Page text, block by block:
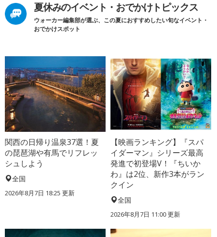
夏休みのイベント・おでかけトピックス
ウォーカー編集部が選ぶ、この夏におすすめしたい旬なイベント・
おでかけスポット
関西の日帰り温泉37選！夏
の琵琶湖や有馬でリフレッ
シュしよう
全国
2026年8月7日 18:25 更新
【映画ランキング】『スパ
イダーマン』シリーズ最高
発進で初登場V！『ちいか
わ』は2位、新作3本がラン
クイン
全国
2026年8月7日 11:00更新